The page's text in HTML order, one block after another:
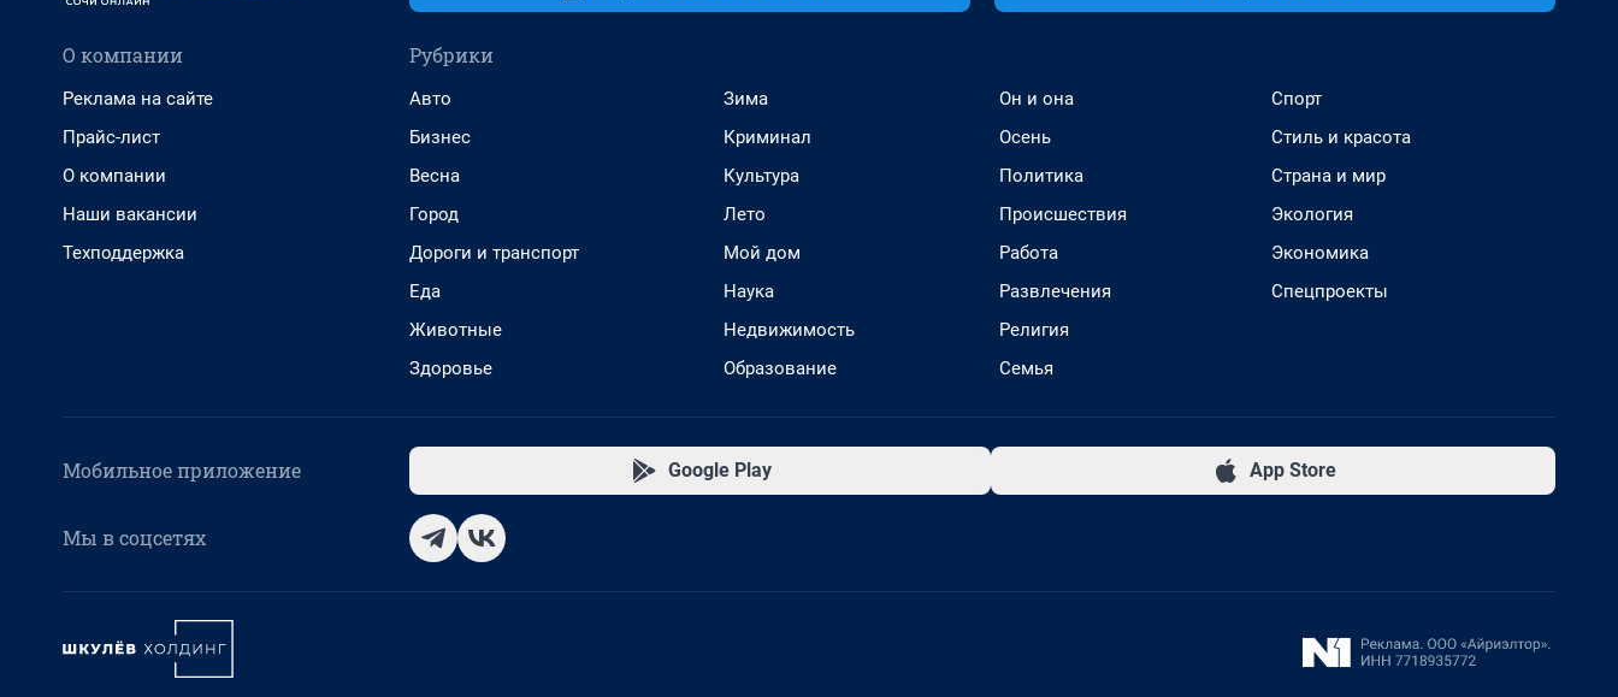
О компании
Реклама на сайте
Прайс-лист
О компании
Наши вакансии
Техподдержка
Рубрики
Авто
Бизнес
Весна
Город
Дороги и транспорт
Еда
Животные
Здоровье
Зима
Криминал
Культура
Лето
Мой дом
Наука
Недвижимость
Образование
Он и она
Осень
Политика
Происшествия
Работа
Развлечения
Религия
Семья
Спорт
Стиль и красота
Страна и мир
Экология
Экономика
Спецпроекты
Мобильное приложение Google Play App Store
Мы в соцсетях